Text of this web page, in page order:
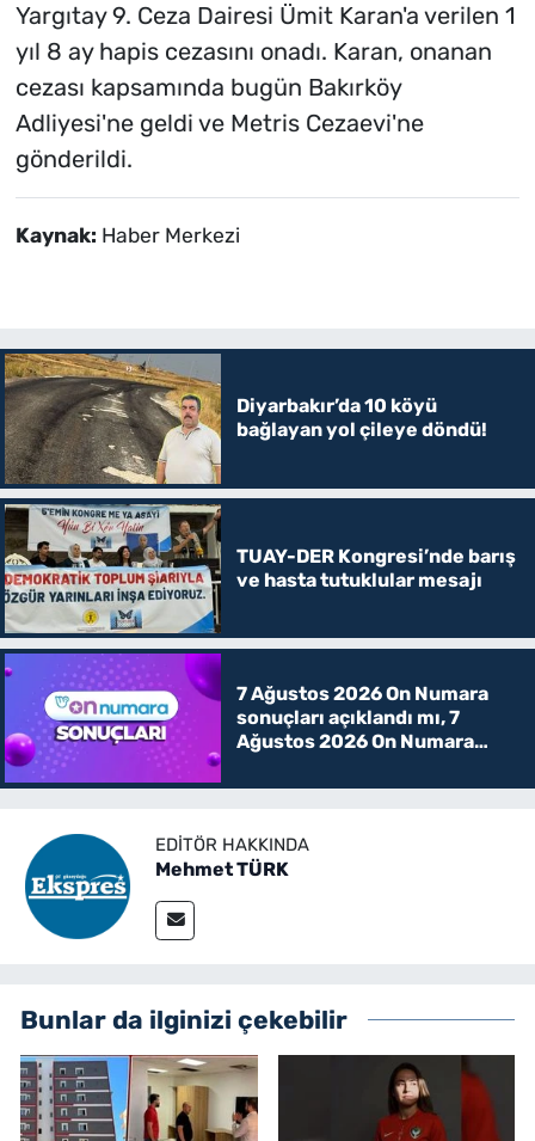
Yargıtay 9. Ceza Dairesi Ümit Karan'a verilen 1
yıl 8 ay hapis cezasını onadı. Karan, onanan
cezası kapsamında bugün Bakırköy
Adliyesi'ne geldi ve Metris Cezaevi'ne
gönderildi.
Kaynak: Haber Merkezi
Diyarbakır’da 10 köyü
bağlayan yol çileye döndü!
TUAY-DER Kongresi’nde barış
ve hasta tutuklular mesajı
7 Ağustos 2026 On Numara
sonuçları açıklandı mı, 7
Ağustos 2026 On Numara
EDITÖR HAKKINDA
Mehmet TÜRK
Bunlar da ilginizi çekebilir